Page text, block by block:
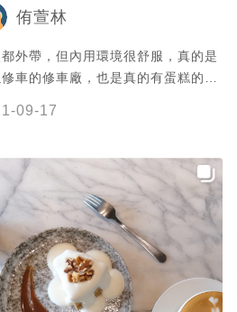
侑萱林
外帶，但內用環境很舒服，真的是
車的修車廠，也是真的有蛋糕的咖
09-17